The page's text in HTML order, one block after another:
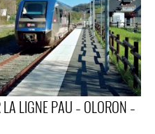
LIGNE PAU – OLORON –